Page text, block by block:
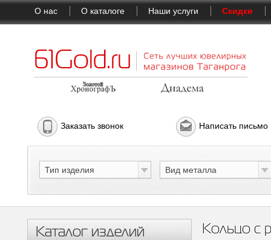
О нас О каталоге Наши услуги Скидки
Заказать звонок Написать письмо
Тип изделия Вид металла
Каталог изделий Кольцо с